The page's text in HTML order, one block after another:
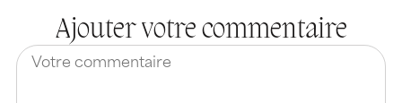
Ajouter votre commentaire